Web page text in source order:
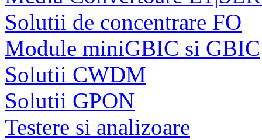
Solutii de concentrare FO
Module miniGBIC si GBIC
Solutii CWDM
Solutii GPON
Testere si analizoare